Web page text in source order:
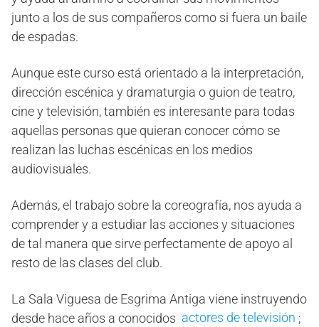
junto a los de sus compañeros como si fuera un baile
de espadas.
Aunque este curso está orientado a la interpretación,
dirección escénica y dramaturgia o guion de teatro,
cine y televisión, también es interesante para todas
aquellas personas que quieran conocer cómo se
realizan las luchas escénicas en los medios
audiovisuales.
Además, el trabajo sobre la coreografía, nos ayuda a
comprender y a estudiar las acciones y situaciones
de tal manera que sirve perfectamente de apoyo al
resto de las clases del club.
La Sala Viguesa de Esgrima Antiga viene instruyendo
desde hace años a conocidos actores de televisión ;